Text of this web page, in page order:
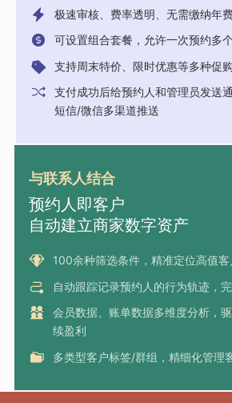
极速审核、费率透明、无需缴纳年
可设置组合套餐，允许一次预约多
支持周末特价、限时优惠等多种促
支付成功后给预约人和管理员发送
短信/微信多渠道推送
与联系人结合
预约人即客户
自动建立商家数字资产
100余种筛选条件，精准定位高值客
自动跟踪记录预约人的行为轨迹，
会员数据、账单数据多维度分析，
续盈利
多类型客户标签/群组，精细化管理